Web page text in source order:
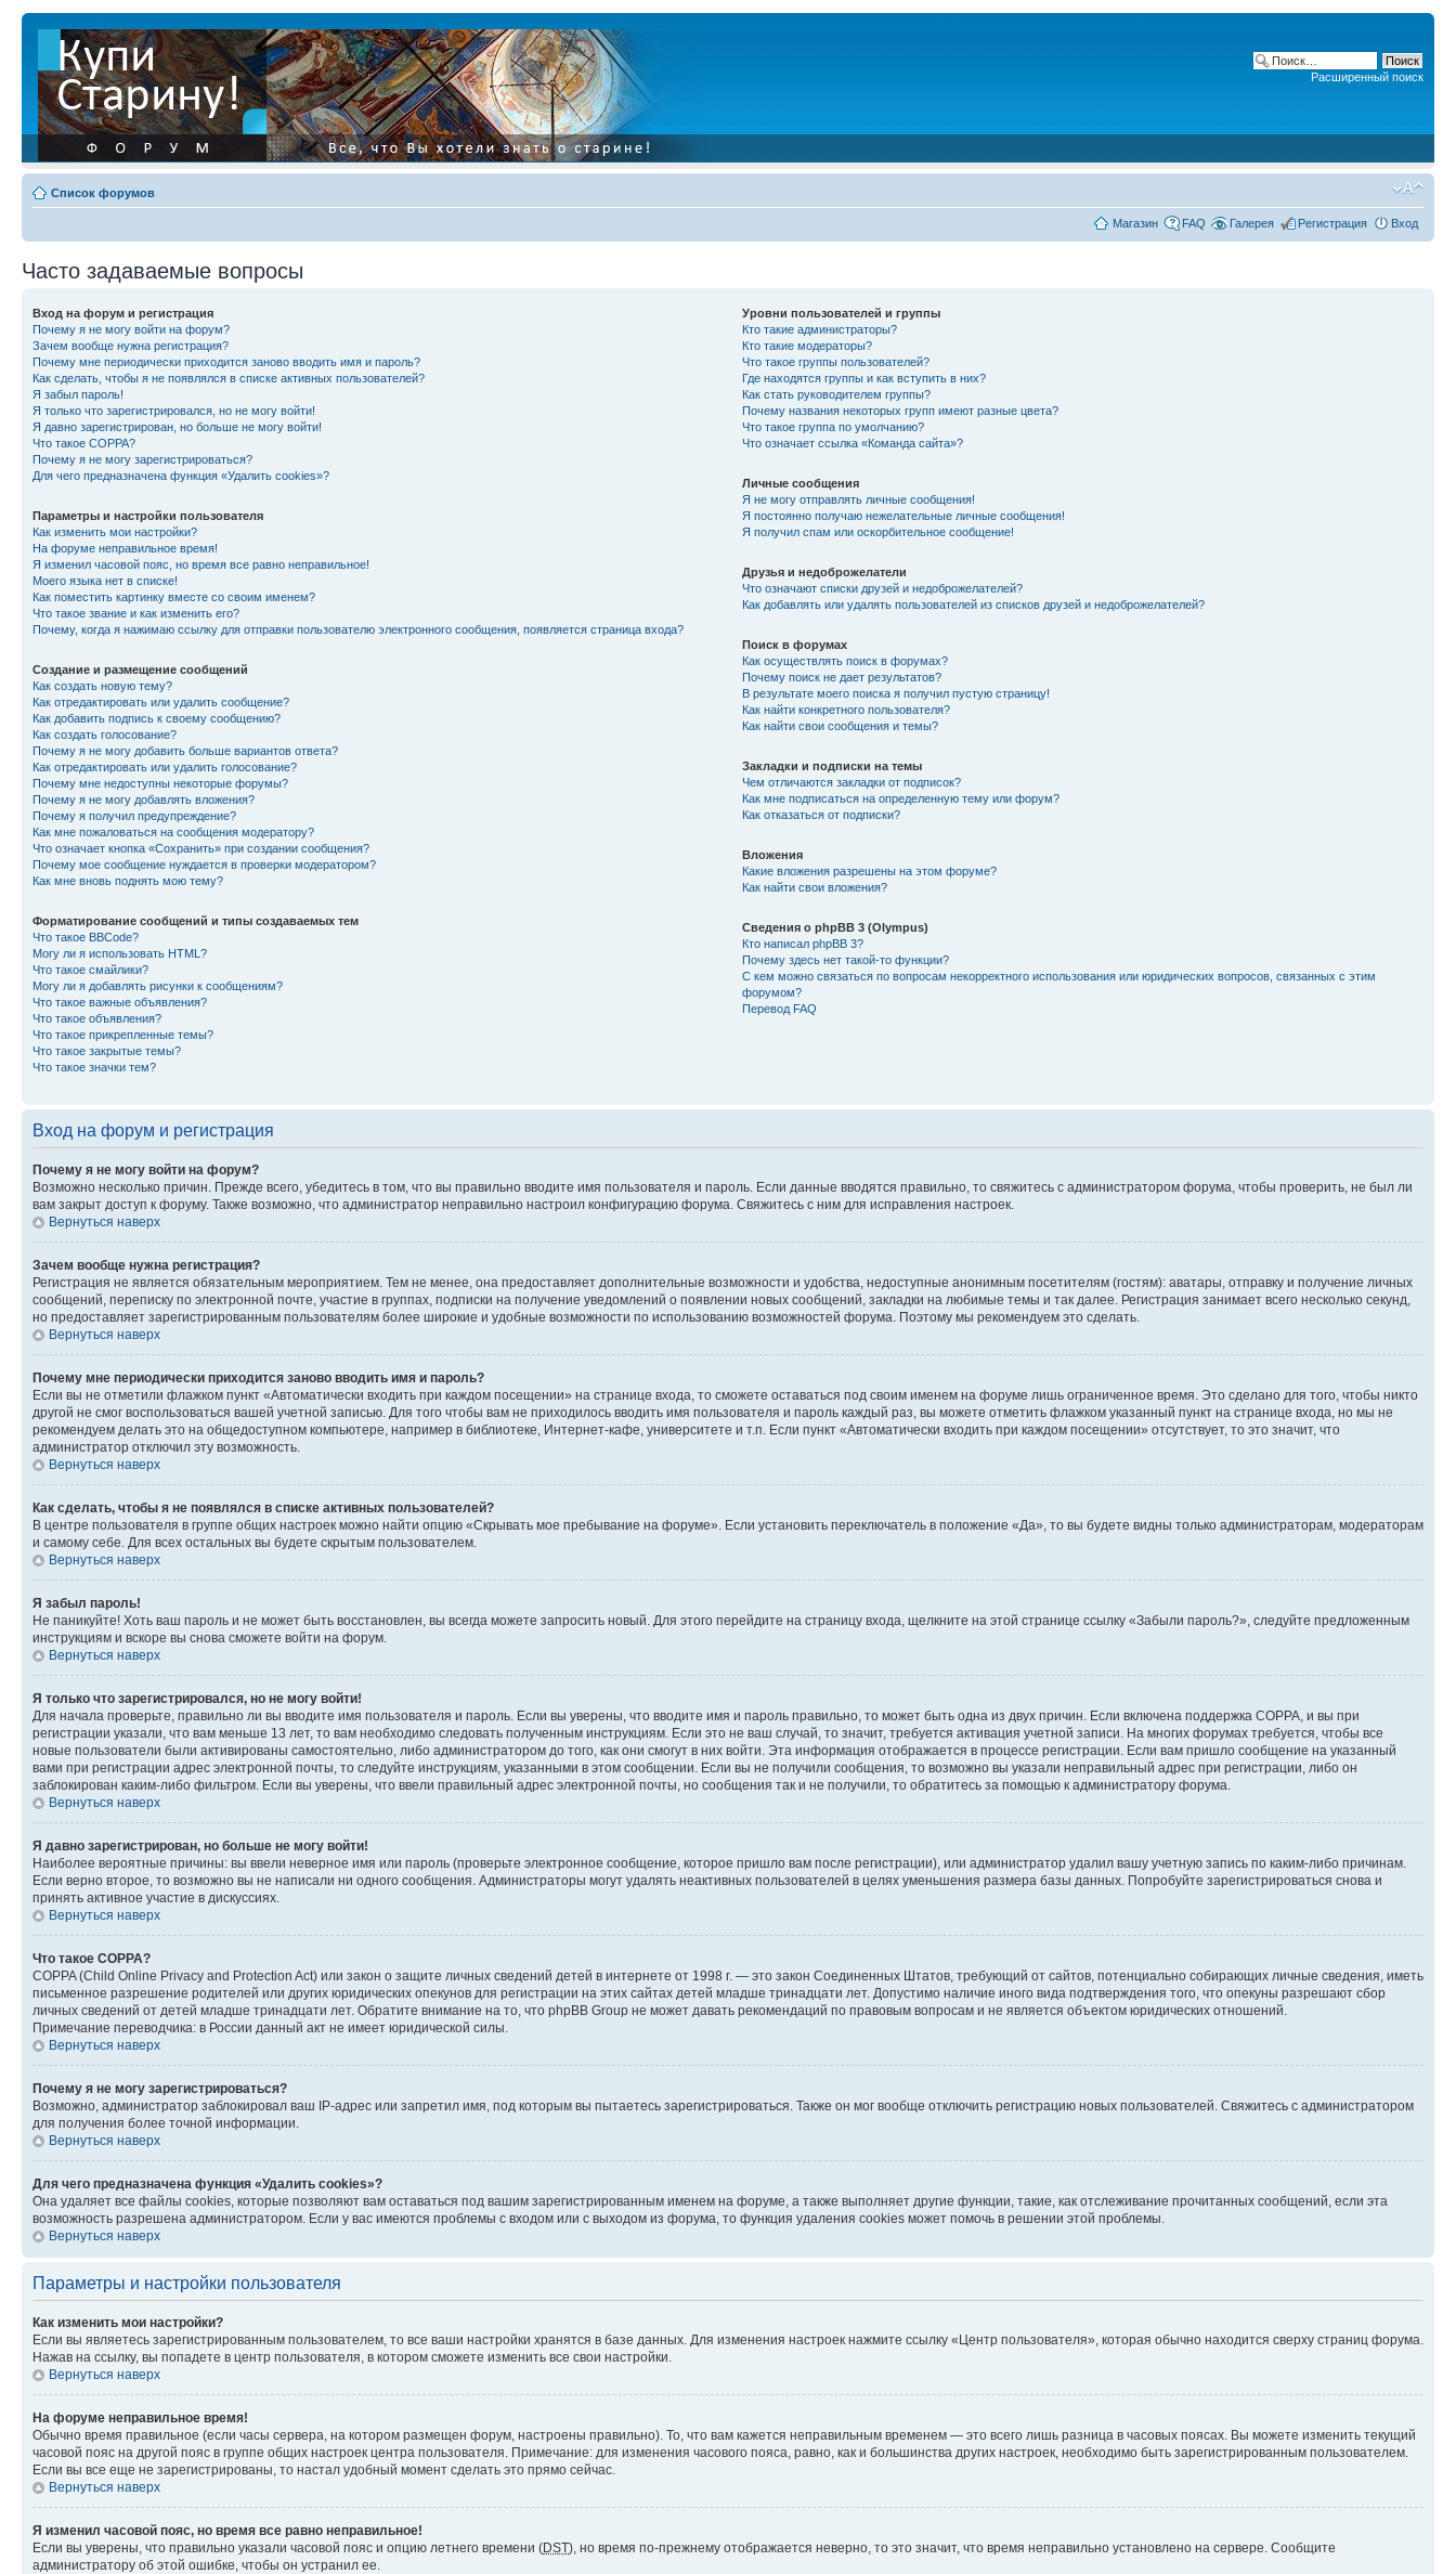
Расширенный поиск
Список форумов
Магазин FAQ Галерея Регистрация Вход
Часто задаваемые вопросы
Вход на форум и регистрация
Почему я не могу войти на форум?
Зачем вообще нужна регистрация?
Почему мне периодически приходится заново вводить имя и пароль?
Как сделать, чтобы я не появлялся в списке активных пользователей?
Я забыл пароль!
Я только что зарегистрировался, но не могу войти!
Я давно зарегистрирован, но больше не могу войти!
Что такое COPPA?
Почему я не могу зарегистрироваться?
Для чего предназначена функция «Удалить cookies»?
Параметры и настройки пользователя
Как изменить мои настройки?
На форуме неправильное время!
Я изменил часовой пояс, но время все равно неправильное!
Моего языка нет в списке!
Как поместить картинку вместе со своим именем?
Что такое звание и как изменить его?
Почему, когда я нажимаю ссылку для отправки пользователю электронного сообщения, появляется страница входа?
Создание и размещение сообщений
Как создать новую тему?
Как отредактировать или удалить сообщение?
Как добавить подпись к своему сообщению?
Как создать голосование?
Почему я не могу добавить больше вариантов ответа?
Как отредактировать или удалить голосование?
Почему мне недоступны некоторые форумы?
Почему я не могу добавлять вложения?
Почему я получил предупреждение?
Как мне пожаловаться на сообщения модератору?
Что означает кнопка «Сохранить» при создании сообщения?
Почему мое сообщение нуждается в проверки модератором?
Как мне вновь поднять мою тему?
Форматирование сообщений и типы создаваемых тем
Что такое BBCode?
Могу ли я использовать HTML?
Что такое смайлики?
Могу ли я добавлять рисунки к сообщениям?
Что такое важные объявления?
Что такое объявления?
Что такое прикрепленные темы?
Что такое закрытые темы?
Что такое значки тем?
Уровни пользователей и группы
Кто такие администраторы?
Кто такие модераторы?
Что такое группы пользователей?
Где находятся группы и как вступить в них?
Как стать руководителем группы?
Почему названия некоторых групп имеют разные цвета?
Что такое группа по умолчанию?
Что означает ссылка «Команда сайта»?
Личные сообщения
Я не могу отправлять личные сообщения!
Я постоянно получаю нежелательные личные сообщения!
Я получил спам или оскорбительное сообщение!
Друзья и недоброжелатели
Что означают списки друзей и недоброжелателей?
Как добавлять или удалять пользователей из списков друзей и недоброжелателей?
Поиск в форумах
Как осуществлять поиск в форумах?
Почему поиск не дает результатов?
В результате моего поиска я получил пустую страницу!
Как найти конкретного пользователя?
Как найти свои сообщения и темы?
Закладки и подписки на темы
Чем отличаются закладки от подписок?
Как мне подписаться на определенную тему или форум?
Как отказаться от подписки?
Вложения
Какие вложения разрешены на этом форуме?
Как найти свои вложения?
Сведения о phpBB 3 (Olympus)
Кто написал phpBB 3?
Почему здесь нет такой-то функции?
С кем можно связаться по вопросам некорректного использования или юридических вопросов, связанных с этим
форумом?
Перевод FAQ
Вход на форум и регистрация
Почему я не могу войти на форум?
Возможно несколько причин. Прежде всего, убедитесь в том, что вы правильно вводите имя пользователя и пароль. Если данные вводятся правильно, то свяжитесь с администратором форума, чтобы проверить, не был ли
вам закрыт доступ к форуму. Также возможно, что администратор неправильно настроил конфигурацию форума. Свяжитесь с ним для исправления настроек.
Вернуться наверх
Зачем вообще нужна регистрация?
Регистрация не является обязательным мероприятием. Тем не менее, она предоставляет дополнительные возможности и удобства, недоступные анонимным посетителям (гостям): аватары, отправку и получение личных
сообщений, переписку по электронной почте, участие в группах, подписки на получение уведомлений о появлении новых сообщений, закладки на любимые темы и так далее. Регистрация занимает всего несколько секунд,
но предоставляет зарегистрированным пользователям более широкие и удобные возможности по использованию возможностей форума. Поэтому мы рекомендуем это сделать.
Вернуться наверх
Почему мне периодически приходится заново вводить имя и пароль?
Если вы не отметили флажком пункт «Автоматически входить при каждом посещении» на странице входа, то сможете оставаться под своим именем на форуме лишь ограниченное время. Это сделано для того, чтобы никто
другой не смог воспользоваться вашей учетной записью. Для того чтобы вам не приходилось вводить имя пользователя и пароль каждый раз, вы можете отметить флажком указанный пункт на странице входа, но мы не
рекомендуем делать это на общедоступном компьютере, например в библиотеке, Интернет-кафе, университете и т.п. Если пункт «Автоматически входить при каждом посещении» отсутствует, то это значит, что
администратор отключил эту возможность.
Вернуться наверх
Как сделать, чтобы я не появлялся в списке активных пользователей?
В центре пользователя в группе общих настроек можно найти опцию «Скрывать мое пребывание на форуме». Если установить переключатель в положение «Да», то вы будете видны только администраторам, модераторам
и самому себе. Для всех остальных вы будете скрытым пользователем.
Вернуться наверх
Я забыл пароль!
Не паникуйте! Хоть ваш пароль и не может быть восстановлен, вы всегда можете запросить новый. Для этого перейдите на страницу входа, щелкните на этой странице ссылку «Забыли пароль?», следуйте предложенным
инструкциям и вскоре вы снова сможете войти на форум.
Вернуться наверх
Я только что зарегистрировался, но не могу войти!
Для начала проверьте, правильно ли вы вводите имя пользователя и пароль. Если вы уверены, что вводите имя и пароль правильно, то может быть одна из двух причин. Если включена поддержка COPPA, и вы при
регистрации указали, что вам меньше 13 лет, то вам необходимо следовать полученным инструкциям. Если это не ваш случай, то значит, требуется активация учетной записи. На многих форумах требуется, чтобы все
новые пользователи были активированы самостоятельно, либо администратором до того, как они смогут в них войти. Эта информация отображается в процессе регистрации. Если вам пришло сообщение на указанный
вами при регистрации адрес электронной почты, то следуйте инструкциям, указанными в этом сообщении. Если вы не получили сообщения, то возможно вы указали неправильный адрес при регистрации, либо он
заблокирован каким-либо фильтром. Если вы уверены, что ввели правильный адрес электронной почты, но сообщения так и не получили, то обратитесь за помощью к администратору форума.
Вернуться наверх
Я давно зарегистрирован, но больше не могу войти!
Наиболее вероятные причины: вы ввели неверное имя или пароль (проверьте электронное сообщение, которое пришло вам после регистрации), или администратор удалил вашу учетную запись по каким-либо причинам.
Если верно второе, то возможно вы не написали ни одного сообщения. Администраторы могут удалять неактивных пользователей в целях уменьшения размера базы данных. Попробуйте зарегистрироваться снова и
принять активное участие в дискуссиях.
Вернуться наверх
Что такое COPPA?
COPPA (Child Online Privacy and Protection Act) или закон о защите личных сведений детей в интернете от 1998 г. — это закон Соединенных Штатов, требующий от сайтов, потенциально собирающих личные сведения, иметь
письменное разрешение родителей или других юридических опекунов для регистрации на этих сайтах детей младше тринадцати лет. Допустимо наличие иного вида подтверждения того, что опекуны разрешают сбор
личных сведений от детей младше тринадцати лет. Обратите внимание на то, что phpBB Group не может давать рекомендаций по правовым вопросам и не является объектом юридических отношений.
Примечание переводчика: в России данный акт не имеет юридической силы.
Вернуться наверх
Почему я не могу зарегистрироваться?
Возможно, администратор заблокировал ваш IP-адрес или запретил имя, под которым вы пытаетесь зарегистрироваться. Также он мог вообще отключить регистрацию новых пользователей. Свяжитесь с администратором
для получения более точной информации.
Вернуться наверх
Для чего предназначена функция «Удалить cookies»?
Она удаляет все файлы cookies, которые позволяют вам оставаться под вашим зарегистрированным именем на форуме, а также выполняет другие функции, такие, как отслеживание прочитанных сообщений, если эта
возможность разрешена администратором. Если у вас имеются проблемы с входом или с выходом из форума, то функция удаления cookies может помочь в решении этой проблемы.
Вернуться наверх
Параметры и настройки пользователя
Как изменить мои настройки?
Если вы являетесь зарегистрированным пользователем, то все ваши настройки хранятся в базе данных. Для изменения настроек нажмите ссылку «Центр пользователя», которая обычно находится сверху страниц форума.
Нажав на ссылку, вы попадете в центр пользователя, в котором сможете изменить все свои настройки.
Вернуться наверх
На форуме неправильное время!
Обычно время правильное (если часы сервера, на котором размещен форум, настроены правильно). То, что вам кажется неправильным временем — это всего лишь разница в часовых поясах. Вы можете изменить текущий
часовой пояс на другой пояс в группе общих настроек центра пользователя. Примечание: для изменения часового пояса, равно, как и большинства других настроек, необходимо быть зарегистрированным пользователем.
Если вы все еще не зарегистрированы, то настал удобный момент сделать это прямо сейчас.
Вернуться наверх
Я изменил часовой пояс, но время все равно неправильное!
Если вы уверены, что правильно указали часовой пояс и опцию летнего времени (DST), но время по-прежнему отображается неверно, то это значит, что время неправильно установлено на сервере. Сообщите
администратору об этой ошибке, чтобы он устранил ее.